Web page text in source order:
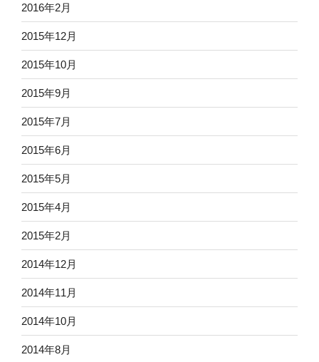
2016年2月
2015年12月
2015年10月
2015年9月
2015年7月
2015年6月
2015年5月
2015年4月
2015年2月
2014年12月
2014年11月
2014年10月
2014年8月